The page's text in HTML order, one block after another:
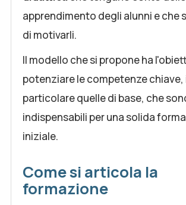
apprendimento degli alunni e che
di motivarli.
Il modello che si propone ha
potenziare le competenze chiave,
particolare quelle di base, che
indispensabili per una solida
iniziale.
Come si articola la
formazione